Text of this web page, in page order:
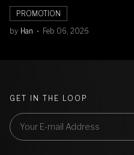
Banyak Diskon Jam Tangan,
Cuma Sampai 8 Februari!
PROMOTION
by Han Feb 06, 2026
GET IN THE LOOP